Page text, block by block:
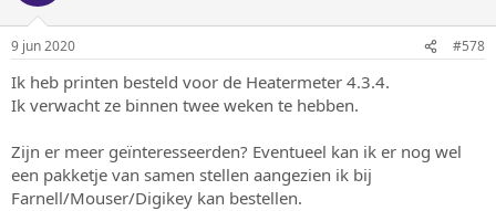
9 jun 2020 #578
Ik heb printen besteld voor de Heatermeter 4.3.4.
Ik verwacht ze binnen twee weken te hebben.
Zijn er meer geïnteresseerden? Eventueel kan ik er nog wel
een pakketje van samen stellen aangezien ik bij
Farnell/Mouser/Digikey kan bestellen.